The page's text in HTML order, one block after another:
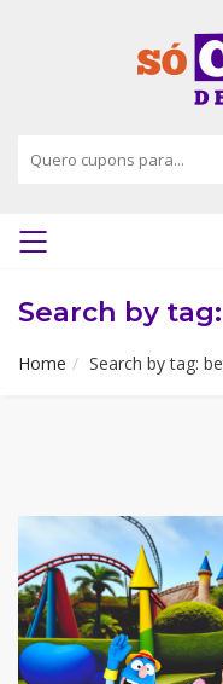
Search by
Home Search by tag: